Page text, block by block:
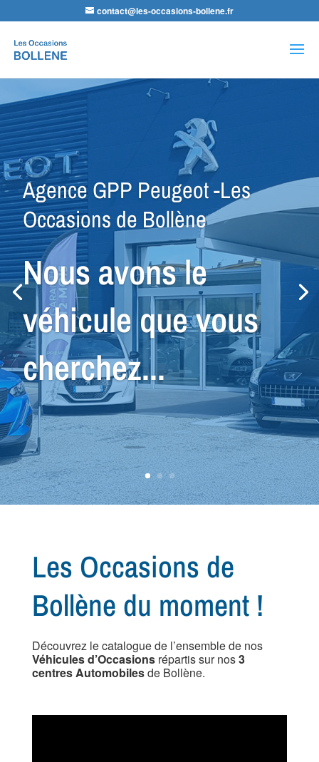
contact@les-occasions-bollene.fr
de
produits
Agence VSP Occasions -Les
Occasions de Bollène
Petit Budget ou
Spécial Utilitaire,
nous avons le
véhicule qu'il vous
faut !
Les Occasions de
Bollène du moment !
Découvrez le catalogue de l’ensemble de nos
Véhicules d’Occasionsrépartis sur nos3
centres Automobilesde Bollène.